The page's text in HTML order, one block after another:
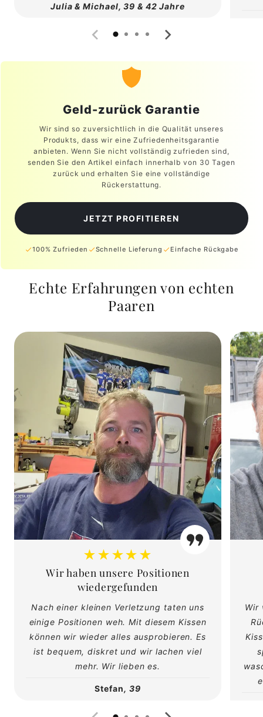
Julia & Michael, 39 & 42 Jahre
Geld-zurück Garantie
Wir sind so zuversichtlich in die Qualität unseres
Produkts, dass wir eine Zufriedenheitsgarantie
anbieten. Wenn Sie nicht vollständig zufrieden sind,
senden Sie den Artikel einfach innerhalb von 30 Tagen
zurück und erhalten Sie eine vollständige
Rückerstattung.
JETZT PROFITIEREN
100% Zufrieden Schnelle Lieferung Einfache Rückgabe
Echte Erfahrungen von echten
Paaren
★★★★★
Wir haben unsere Positionen
wiedergefunden
Nach einer kleinen Verletzung taten uns
einige Positionen weh. Mit diesem Kissen
können wir wieder alles ausprobieren. Es
ist bequem, diskret und wir lachen viel
mehr. Wir lieben es.
Stefan, 39
Wir